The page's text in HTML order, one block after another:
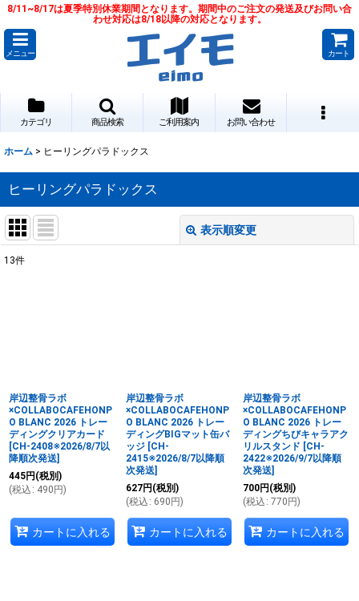
8/11~8/17は夏季特別休業期間となります。期間中のご注文の発送及びお問い合
わせ対応は8/18以降の対応となります。
メニュー カート
カテゴリ 商品検索 ご利用案内 お問い合わせ
ホーム > ヒーリングパラドックス
ヒーリングパラドックス
表示順変更
絞り込む
13件
岸辺整骨ラボ
×COLLABOCAFEHONP
O BLANC 2026 トレー
ディングクリアカード
[CH-2408※2026/8/7以
降順次発送]
445円 (税別)
(税込 : 490 円)
カートに入れる
岸辺整骨ラボ
×COLLABOCAFEHONP
O BLANC 2026 トレー
ディングBIGマット缶バ
ッジ [CH-
2415※2026/8/7以降順
次発送]
627円 (税別)
(税込 : 690 円)
カートに入れる
岸辺整骨ラボ
×COLLABOCAFEHONP
O BLANC 2026 トレー
ディングちびキャラアク
リルスタンド [CH-
2422※2026/9/7以降順
次発送]
700円 (税別)
(税込 : 770 円)
カートに入れる